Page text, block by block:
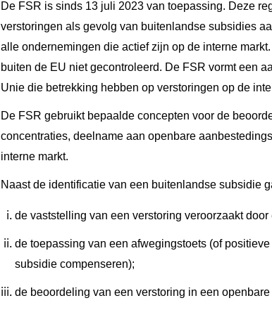
De FSR is sinds 13 juli 2023 van toepassing. Deze
verstoringen als gevolg van buitenlandse subsidies
alle ondernemingen die actief zijn op de interne
buiten de EU niet gecontroleerd. De FSR vormt een
Unie die betrekking hebben op verstoringen op de
De FSR gebruikt bepaalde concepten voor de
concentraties, deelname aan openbare
interne markt.
Naast de identificatie van een buitenlandse subsidie
de vaststelling van een verstoring veroorzaakt
de toepassing van een afwegingstoets (of
subsidie compenseren);
de beoordeling van een verstoring in een